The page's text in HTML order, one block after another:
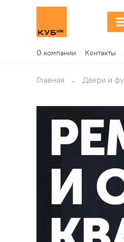
О компании Контакты
Главная Двери и